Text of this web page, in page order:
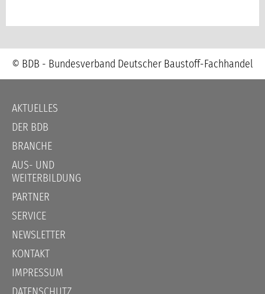
© BDB - Bundesverband Deutscher Baustoff-Fachhandel
Navigation
überspringen
AKTUELLES
DER BDB
BRANCHE
AUS- UND
WEITERBILDUNG
PARTNER
SERVICE
NEWSLETTER
KONTAKT
IMPRESSUM